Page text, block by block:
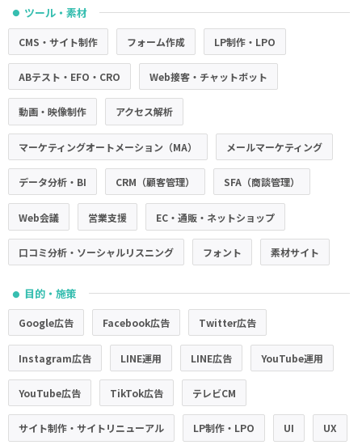
● ツール・素材
CMS・サイト制作 フォーム作成 LP制作・LPO
ABテスト・EFO・CRO Web接客・チャットボット
動画・映像制作 アクセス解析
マーケティングオートメーション（MA） メールマーケティング
データ分析・BI CRM（顧客管理） SFA（商談管理）
Web会議 営業支援 EC・通販・ネットショップ
口コミ分析・ソーシャルリスニング フォント 素材サイト
● 目的・施策
Google広告 Facebook広告 Twitter広告
Instagram広告 LINE運用 LINE広告 YouTube運用
YouTube広告 TikTok広告 テレビCM
サイト制作・サイトリニューアル LP制作・LPO UI UX